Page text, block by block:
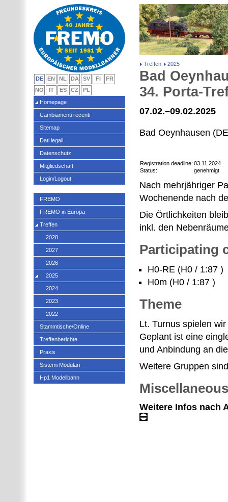
Treffen 2025
Bad
34. Porta-
07.02.–09.02.2025
Bad Oeynhausen
Registration deadline: 03.11.2024
Status:
genehmigt
Nach mehrjähriger
Wochenende nach
Die Örtlichkeiten
inkl. den
Participating
H0-RE (H0 / 1:87 )
H0m (H0 / 1:87 )
Theme
Lt. Turnus spielen
Geplant ist eine
und Anbindung an
Weitere Gruppen
Miscellaneous
Weitere Infos nach
DE EN NL DA SV FI
FR
NO
IT ES CZ
PL
Homepage
Cambiamenti recenti
Sitemap
Dati legali
Datenschutz
Mitgliedschaft
Login/Logout
FREMO
FREMO in Europa
Treffen
2028
2027
2026
2025
2024
2023
2022
Stammtische/Online
Treffenberichte
Praxis
Sistemi Modulari
Hp1 Modellbahn